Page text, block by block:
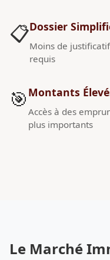
📋Dossier
Moins de
requis
🎯 Montants
Accès à des
plus importants
Le Marché